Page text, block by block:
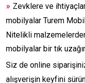
» Zevklere ve
mobilyalar Turem
Nitelikli malzemelerden
mobilyalar bir tık
Siz de online
alışverişin keyfini